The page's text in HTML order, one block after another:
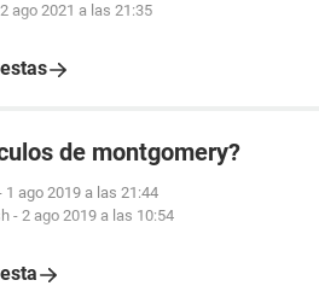
2 ago 2021 a las 21:35
de montgomery?
1 ago 2019 a las 21:44
- 2 ago 2019 a las 10:54